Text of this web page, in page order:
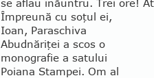
se aflau înăuntru. Trei ore!
Împreună cu soţul ei,
Ioan, Paraschiva
Abudnăriţei a scos o
monografie a satului
Poiana Stampei. Om al